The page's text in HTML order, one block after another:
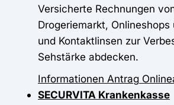
Versicherte Rechnungen
Drogeriemarkt, Onlineshops
und Kontaktlinsen zur
Sehstärke abdecken.
Informationen Antrag
SECURVITA Krankenkasse